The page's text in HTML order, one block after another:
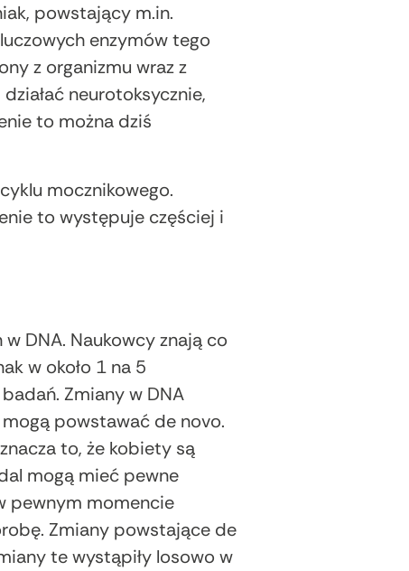
powstający m.in.
enzymów tego
z organizmu wraz z
neurotoksycznie,
to można dziś
mocznikowego.
to występuje częściej i
DNA. Naukowcy znają co
w około 1 na 5
Zmiany w DNA
powstawać de novo.
to, że kobiety są
mogą mieć pewne
pewnym momencie
Zmiany powstające de
te wystąpiły losowo w